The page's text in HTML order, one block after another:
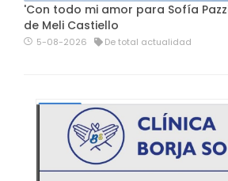
'Con todo mi amor para Sofía
de Meli Castiello
5-08-2026 De total actualidad